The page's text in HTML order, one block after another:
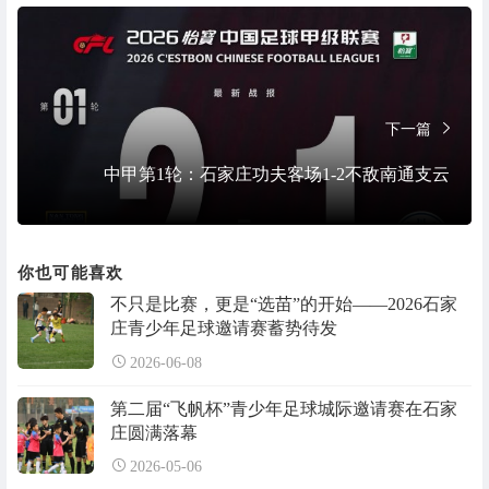
下一篇
中甲第1轮：石家庄功夫客场1-2不敌南通支云
你也可能喜欢
不只是比赛，更是“选苗”的开始——2026石家
庄青少年足球邀请赛蓄势待发
2026-06-08
第二届“飞帆杯”青少年足球城际邀请赛在石家
庄圆满落幕
2026-05-06